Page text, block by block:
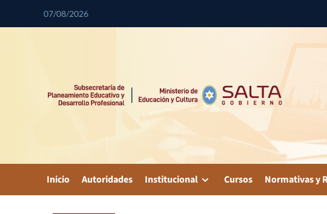
07/08/2026
Inicio Autoridades Institucional Cursos Normativas y